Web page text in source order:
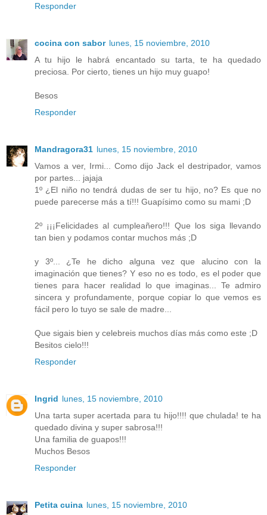
Responder
cocina con sabor lunes, 15 noviembre, 2010
A tu hijo le habrá encantado su tarta, te ha quedado
preciosa. Por cierto, tienes un hijo muy guapo!
Besos
Responder
Mandragora31 lunes, 15 noviembre, 2010
Vamos a ver, Irmi... Como dijo Jack el destripador, vamos
por partes... jajaja
1º ¿El niño no tendrá dudas de ser tu hijo, no? Es que no
puede parecerse más a tí!!! Guapísimo como su mami ;D
2º ¡¡¡Felicidades al cumpleañero!!! Que los siga llevando
tan bien y podamos contar muchos más ;D
y 3º... ¿Te he dicho alguna vez que alucino con la
imaginación que tienes? Y eso no es todo, es el poder que
tienes para hacer realidad lo que imaginas... Te admiro
sincera y profundamente, porque copiar lo que vemos es
fácil pero lo tuyo se sale de madre...
Que sigais bien y celebreis muchos días más como este ;D
Besitos cielo!!!
Responder
Ingrid lunes, 15 noviembre, 2010
Una tarta super acertada para tu hijo!!!! que chulada! te ha
quedado divina y super sabrosa!!!
Una familia de guapos!!!
Muchos Besos
Responder
Petita cuina lunes, 15 noviembre, 2010